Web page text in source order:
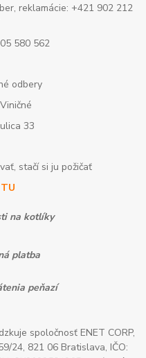
reklamácie: +421 902 212
580 562
odbery
33
stačí si ju požičať
na kotlíky
platba
peňazí
spoločnosť ENET CORP,
24, 821 06 Bratislava, IČO: